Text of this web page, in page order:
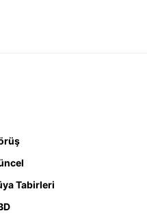
Tabirleri